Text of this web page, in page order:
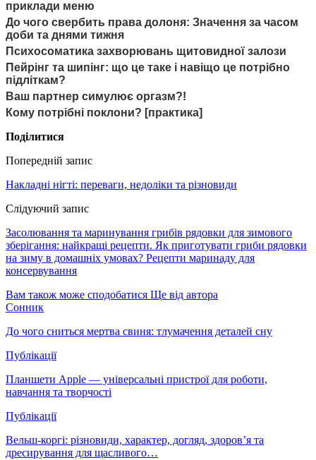
приклади меню
До чого свербить права долоня: Значення за часом
доби та днями тижня
Психосоматика захворювань щитовидної залози
Пейрінг та шипінг: що це таке і навіщо це потрібно
підліткам?
Ваш партнер симулює оргазм?!
Кому потрібні поклони? [практика]
Поділитися
Попередній запис
Накладні нігті: переваги, недоліки та різновиди
Слідуючий запис
Засолювання та маринування грибів рядовки для зимового
зберігання: найкращі рецепти. Як приготувати гриби рядовки
на зиму в домашніх умовах? Рецепти маринаду для
консервування
Вам також може сподобатися Ще від автора
Сонник
До чого сниться мертва свиня: тлумачення деталей сну
Публікації
Планшети Apple — універсальні пристрої для роботи,
навчання та творчості
Публікації
Вельш-коргі: різновиди, характер, догляд, здоров’я та
дресирування для щасливого…